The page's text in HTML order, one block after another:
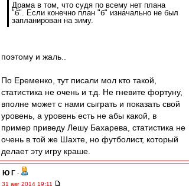
Драма в том, что судя по всему нет плана
"б". Если конечно план "б" изначально не был
запланирован на зиму.
поэтому и жаль..
По Еременко, тут писали мол кто такой,
статистика не очень и т.д. Не гневите фортуну,
вполне может с нами сыграть и показать свой
уровень, а уровень есть не абы какой, в
пример приведу Лешу Бахарева, статистика не
очень в той же Шахте, но футболист, который
делает эту игру краше.
Ю Г -
31 авг 2014 19:11